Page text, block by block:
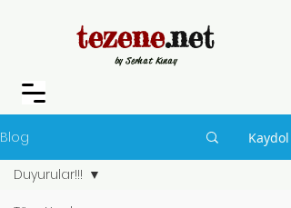
tezene.net
by Serhat Kınay
Blog Kaydol
Duyurular!!!